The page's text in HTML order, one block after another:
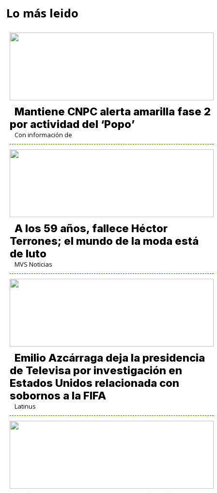
Lo más leido
Mantiene CNPC alerta amarilla fase 2
por actividad del ‘Popo’
Con información de
A los 59 años, fallece Héctor
Terrones; el mundo de la moda está
de luto
MVS Noticias
Emilio Azcárraga deja la presidencia
de Televisa por investigación en
Estados Unidos relacionada con
sobornos a la FIFA
Latinus